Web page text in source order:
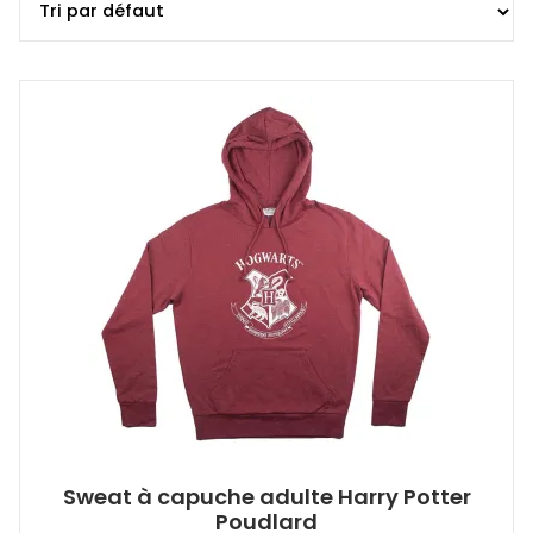
Sweat à capuche adulte Harry Potter
Poudlard